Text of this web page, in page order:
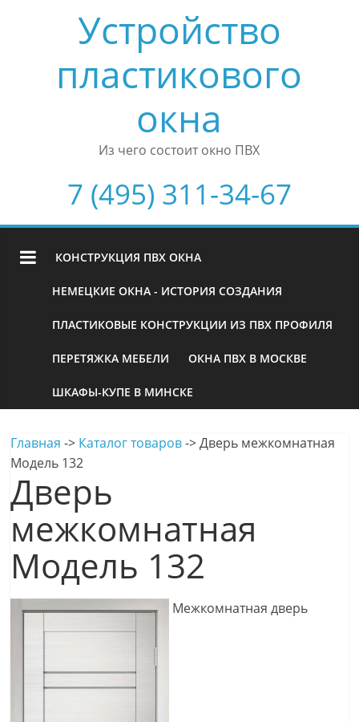
Устройство
пластикового
окна
Из чего состоит окно ПВХ
7 (495) 311-34-67
КОНСТРУКЦИЯ ПВХ ОКНА
НЕМЕЦКИЕ ОКНА - ИСТОРИЯ СОЗДАНИЯ
ПЛАСТИКОВЫЕ КОНСТРУКЦИИ ИЗ ПВХ ПРОФИЛЯ
ПЕРЕТЯЖКА МЕБЕЛИ ОКНА ПВХ В МОСКВЕ
ШКАФЫ-КУПЕ В МИНСКЕ
Главная -> Каталог товаров->Дверь межкомнатная
Модель 132
Дверь
межкомнатная
Модель 132
Межкомнатная дверь